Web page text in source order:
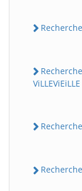
ViLLEViEiLLE